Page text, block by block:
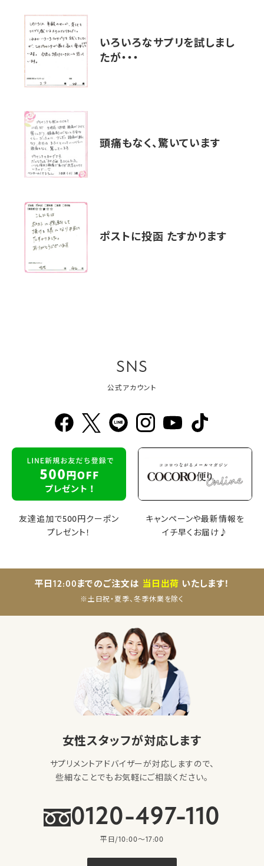
いろいろなサプリを試しまし
たが・・・
頭痛もなく、驚いています
ポストに投函 たすかります
SNS
公式アカウント
友達追加で500円クーポン
プレゼント！
キャンペーンや最新情報を
イチ早くお届け♪
平日12:00までのご注文は 当日出荷 いたします！
※土日祝・夏季、冬季休業を除く
女性スタッフが対応します
サプリメントアドバイザーが対応しますので、
些細なことでもお気軽にご相談ください。
0120-497-110
平日/10:00〜17:00